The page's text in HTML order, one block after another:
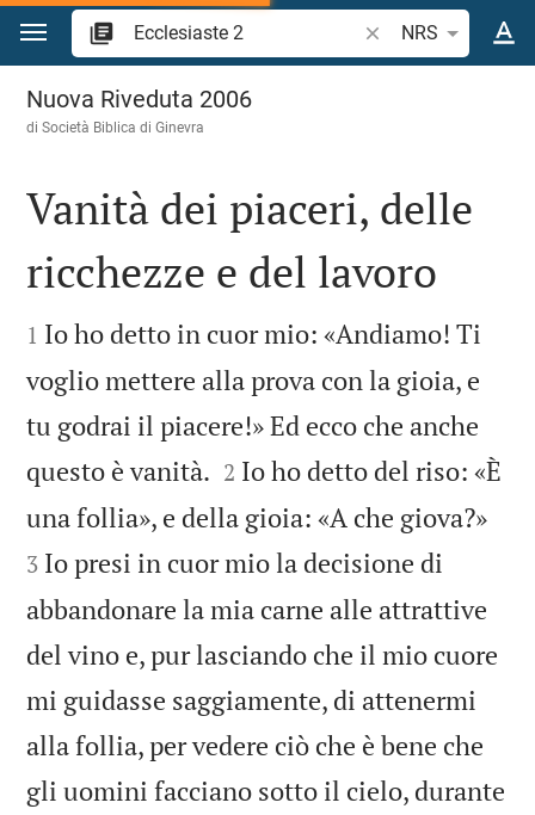
Vai al contenuto
Ricerca verso
NRS
Ecclesiaste 2
Nuova Riveduta 2006
di Società Biblica di Ginevra

Vanità dei piaceri, delle
ricchezze e del lavoro

1 Io ho detto in cuor mio: «Andiamo! Ti
voglio mettere alla prova con la gioia, e
tu godrai il piacere!» Ed ecco che anche
questo è vanità. 

2 Io ho detto del riso: «È
una follia», e della gioia: «A che giova?»
3 Io presi in cuor mio la decisione di
abbandonare la mia carne alle attrattive
del vino e, pur lasciando che il mio cuore
mi guidasse saggiamente, di attenermi
alla follia, per vedere ciò che è bene che
gli uomini facciano sotto il cielo, durante